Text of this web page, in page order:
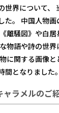
世界について、
た。 中国人物
離騒図》や白
物語や詩の世
に関する画像
間となりました
ャラメルのご